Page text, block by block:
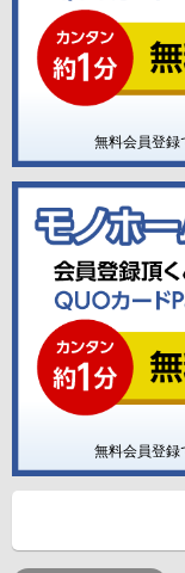
無料会員登録
無料会員登録